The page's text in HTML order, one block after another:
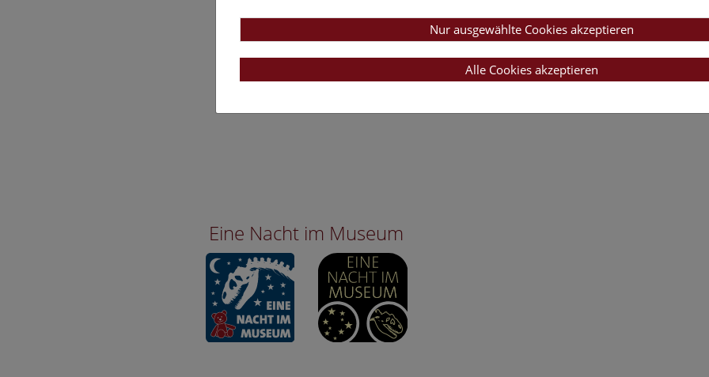
Eine Nacht im Museum
Nur ausgewählte Cookies akzeptieren
Alle Cookies akzeptieren